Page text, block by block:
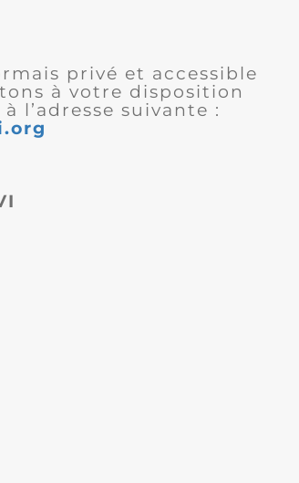
privé et accessible
à votre disposition
l’adresse suivante :